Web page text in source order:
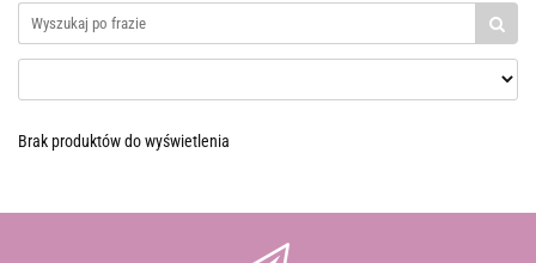
Brak produktów do wyświetlenia